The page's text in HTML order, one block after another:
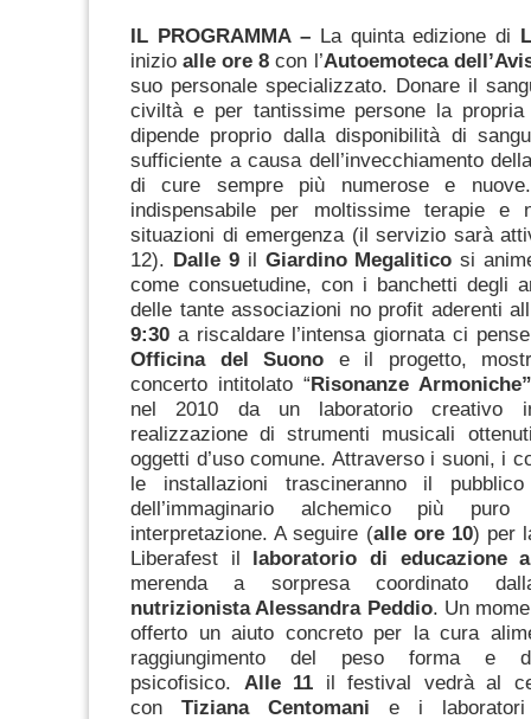
IL PROGRAMMA –La quinta edizione di
inizioalle ore 8 con l’Autoemoteca
suo personale specializzato. Donare il
civiltà e per tantissime persone la propria
dipende proprio dalla disponibilità di
sufficiente a causa dell’invecchiamento
di cure sempre più numerose e
indispensabile per moltissime terapie e
situazioni di emergenza (il servizio sarà
12). Dalle 9il Giardino Megalitico si
come consuetudine, con i banchetti degli
delle tante associazioni no profit aderenti
9:30 a riscaldare l’intensa giornata ci
Officina del Suono e il progetto,
concerto intitolato “Risonanze
nel 2010 da un laboratorio creativo
realizzazione di strumenti musicali
oggetti d’uso comune. Attraverso i suoni, i
le installazioni trascineranno il
dell’immaginario alchemico più
interpretazione. A seguire (alle ore 10) per
Liberafest il laboratorio di educazione
merenda a sorpresa coordinato
nutrizionista Alessandra Peddio. Un
offerto un aiuto concreto per la cura
raggiungimento del peso forma e
psicofisico. Alle 11 il festival vedrà al
con Tiziana Centomani e i laboratori